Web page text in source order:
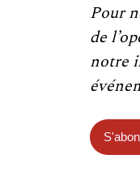
Pour
de
notre